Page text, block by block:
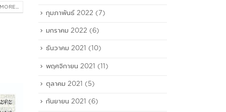
กุมภาพันธ์ 2022 (7)
มกราคม 2022 (6)
ธันวาคม 2021 (10)
พฤศจิกายน 2021 (11)
ตุลาคม 2021 (5)
กันยายน 2021 (6)